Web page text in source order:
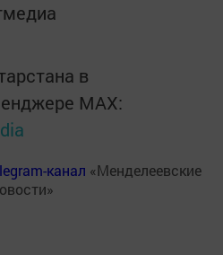
в
MАХ:
канал «Менделеевские